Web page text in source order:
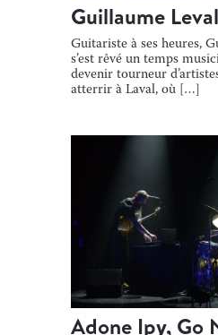
Guillaume
Guitariste à ses heures,
s’est rêvé un temps
devenir tourneur
atterrir à Laval, où […]
Adone Ipy, Go